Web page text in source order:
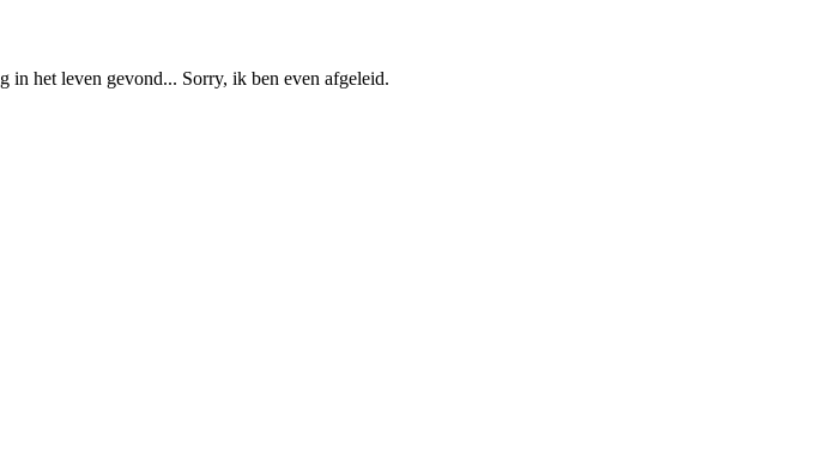
in het leven gevond... Sorry, ik ben even afgeleid.